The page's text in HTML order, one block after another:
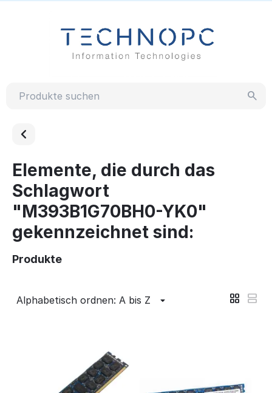
Elemente, die durch das
Schlagwort
"M393B1G70BH0-YK0"
gekennzeichnet sind:
Produkte
Alphabetisch ordnen: A bis Z